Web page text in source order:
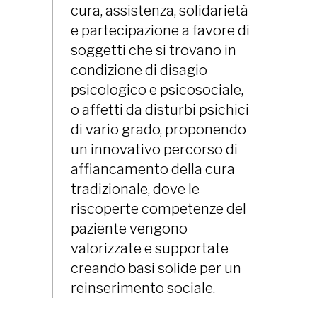
cura, assistenza, solidarietà
e partecipazione a favore di
soggetti che si trovano in
condizione di disagio
psicologico e psicosociale,
o affetti da disturbi psichici
di vario grado, proponendo
un innovativo percorso di
affiancamento della cura
tradizionale, dove le
riscoperte competenze del
paziente vengono
valorizzate e supportate
creando basi solide per un
reinserimento sociale.